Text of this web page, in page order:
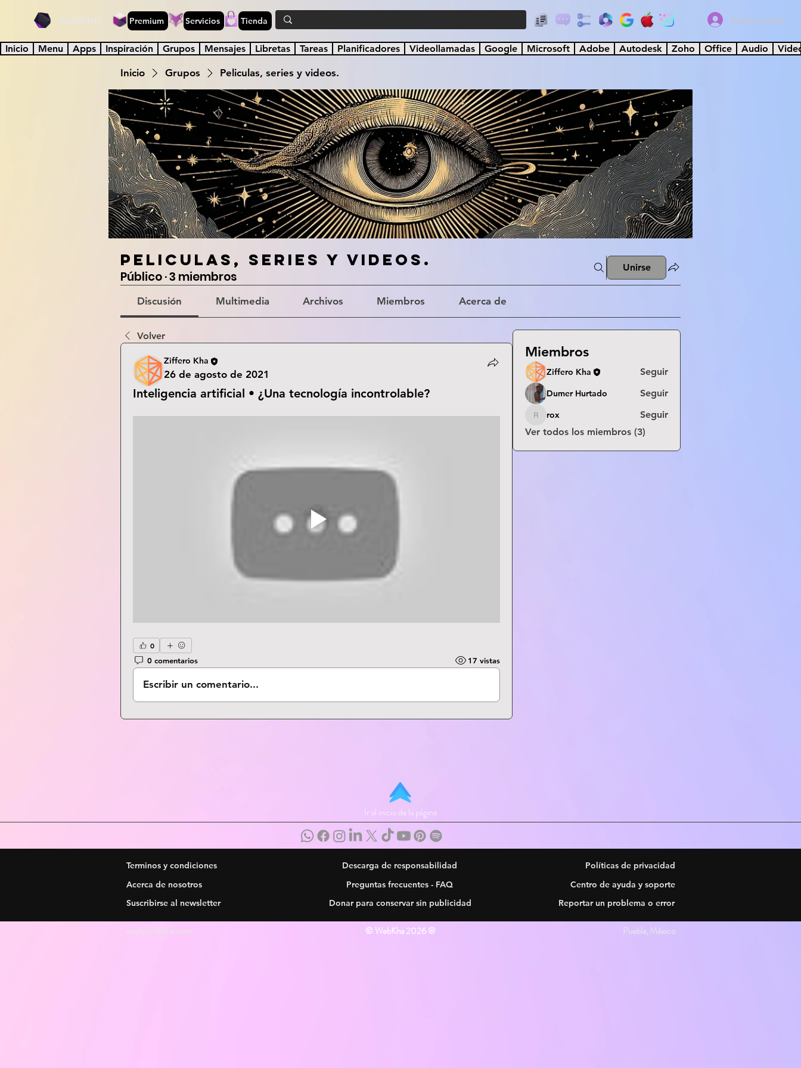
WebKha Premium Tienda
Servicios Iniciar sesión
Inicio Grupos Peliculas, series y videos.
Peliculas, series y videos.
Público·3 miembros
Unirse
Discusión Multimedia Archivos Miembros Acerca de
Volver
Ziffero Kha
26 de agosto de 2021
Inteligencia artificial • ¿Una tecnología incontrolable?
0
0 comentarios
17 vistas
Escribir un comentario...
Miembros
Ziffero Kha Seguir
Dumer Hurtado Seguir
rox
rox
Seguir
Ver todos los miembros (3)
Inicio Menu Apps Inspiración Grupos Mensajes Libretas Tareas Planificadores Videollamadas Google Microsoft Adobe Autodesk Zoho Office Audio
Ir al inicio de la página
Terminos y condiciones
Acerca de nosotros
Suscribirse al newsletter
Descarga de responsabilidad
Preguntas frecuentes - FAQ
Donar para conservar sin publicidad
Políticas de privacidad
Centro de ayuda y soporte
Reportar un problema o error
mail@webkha.com © WebKha 2026 ® Puebla, México